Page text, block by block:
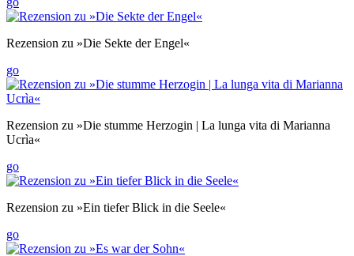
Rezension zu »Die Sekte der Engel«
go
Rezension zu »Die stumme Herzogin | La lunga vita di Marianna
Ucrìa«
go
Rezension zu »Ein tiefer Blick in die Seele«
go